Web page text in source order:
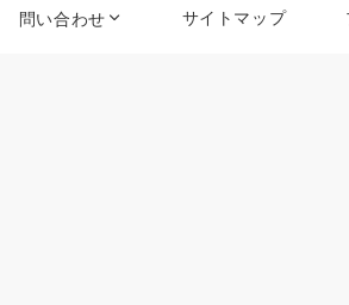
問い合わせ サイトマップ